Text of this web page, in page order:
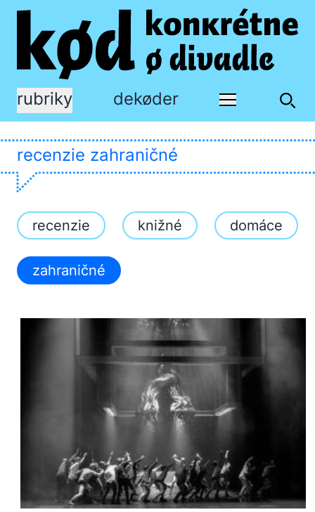
rubriky dekøder
recenzie zahraničné
recenzie knižné domáce
zahraničné